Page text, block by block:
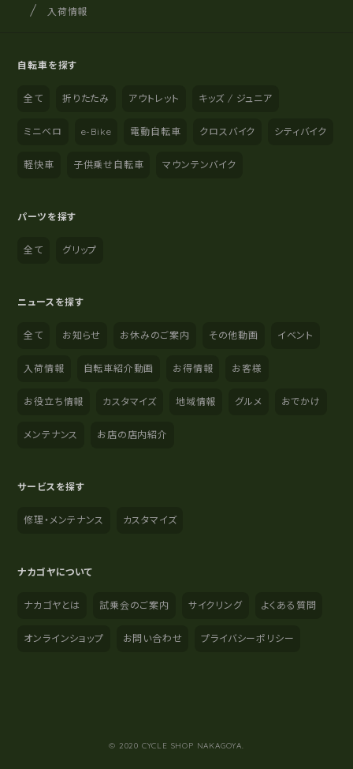
サイト内の現在地
サイクルショップナカゴヤ
入荷情報
自転車を探す
全て 折りたたみ アウトレット キッズ / ジュニア
ミニベロ e-Bike 電動自転車 クロスバイク シティバイク
軽快車 子供乗せ自転車 マウンテンバイク
パーツを探す
全て グリップ
ニュースを探す
全て お知らせ お休みのご案内 その他動画 イベント
入荷情報 自転車紹介動画 お得情報 お客様
お役立ち情報 カスタマイズ 地域情報 グルメ おでかけ
メンテナンス お店の店内紹介
サービスを探す
修理・メンテナンス カスタマイズ
ナカゴヤについて
ナカゴヤとは 試乗会のご案内 サイクリング よくある質問
オンラインショップ お問い合わせ プライバシーポリシー
© 2020 CYCLE SHOP NAKAGOYA.